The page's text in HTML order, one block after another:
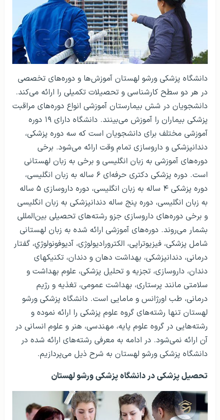
دانشگاه پزشکی ورشو لهستان آموزش‌ها و دوره‌های تخصصی
در هر دو سطح کارشناسی و تحصیلات تکمیلی را ارائه می‌کند.
دانشجویان در شش بیمارستان آموزشی انواع دوره‌های مراقبت
پزشکی بیماران را آموزش می‌بینند. دانشگاه دارای ۱۹ دوره
آموزشی مختلف برای دانشجویان است که سه دوره پزشکی،
دندانپزشکی و داروسازی تمام وقت ارائه می‌شود. برخی
دوره‌های آموزشی به زبان انگلیسی و برخی به زبان لهستانی
است. دوره پزشکی دکتری حرفه‌ای ۶ ساله به زبان انگلیسی،
دوره پزشکی ۴ ساله به زبان انگلیسی، دوره داروسازی ۵ ساله
به زبان انگلیسی، دوره پنج ساله دندانپزشکی به زبان انگلیسی
و برخی دوره‌های داروسازی جزو رشته‌های تحصیلی بین‌المللی
بشمار می‌روند. دوره‌های آموزشی ارائه شده به زبان لهستانی
شامل پزشکی، فیزیوتراپی، الکترو‌رادیولوژی، آدیوفونولوژي، گفتار
درمانی، دندانپزشکی، بهداشت دهان و دندان، تکنیکهای
دندان، داروسازی، تجزیه و تحلیل پزشکی، علوم بهداشت و
سلامتی مانند پرستاری، بهداشت عمومی، تغذیه و رژیم
درمانی، طب اورژانس و مامایی است. دانشگاه پزشکی ورشو
لهستان تنها رشته‌های گروه علوم پزشکی را ارائه نموده و
رشته‌هایی در گروه علوم پایه، مهندسی، هنر و علوم انسانی در
آن ارائه نمی‌شود. در ادامه به معرفی رشته‌های ارائه شده در
دانشگاه پزشکی ورشو لهستان به شرح ذیل می‌پردازیم.
تحصیل پزشکی در دانشگاه پزشکی ورشو لهستان